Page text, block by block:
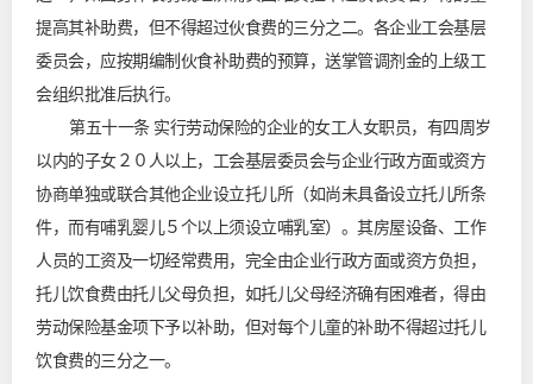
提高其补助费，但不得超过伙食费的三分之二。各企业工会基层
委员会，应按期编制伙食补助费的预算，送掌管调剂金的上级工
会组织批准后执行。
第五十一条 实行劳动保险的企业的女工人女职员，有四周岁
以内的子女２０人以上，工会基层委员会与企业行政方面或资方
协商单独或联合其他企业设立托儿所（如尚未具备设立托儿所条
件，而有哺乳婴儿５个以上须设立哺乳室）。其房屋设备、工作
人员的工资及一切经常费用，完全由企业行政方面或资方负担，
托儿饮食费由托儿父母负担，如托儿父母经济确有困难者，得由
劳动保险基金项下予以补助，但对每个儿童的补助不得超过托儿
饮食费的三分之一。